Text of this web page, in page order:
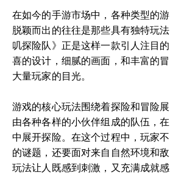
在如今的手游市场中，各种类型的
脱颖而出的往往是那些具有独特玩
叽探险队》正是这样一款引人注目
喜的设计，细腻的画面，和丰富的
大量玩家的目光。
游戏的核心玩法围绕着探险和冒险
由各种各样的小伙伴组成的队伍，
中展开探险。在这个过程中，玩家
的谜题，还要面对来自自然环境和
玩法让人既感到刺激，又充满成就感